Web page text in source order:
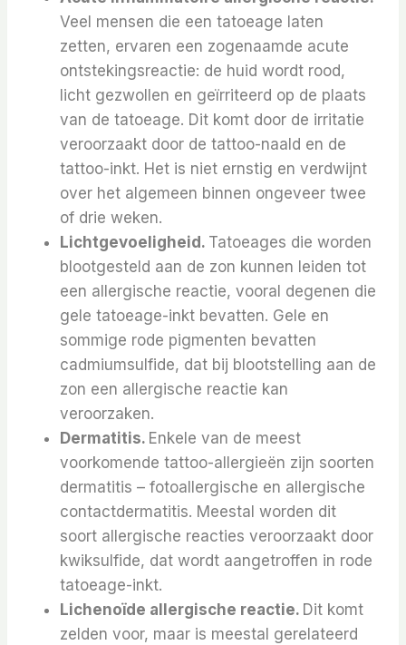
Veel mensen die een tatoeage laten
zetten, ervaren een zogenaamde acute
ontstekingsreactie: de huid wordt rood,
licht gezwollen en geïrriteerd op de plaats
van de tatoeage. Dit komt door de irritatie
veroorzaakt door de tattoo-naald en de
tattoo-inkt. Het is niet ernstig en verdwijnt
over het algemeen binnen ongeveer twee
of drie weken.
Lichtgevoeligheid. Tatoeages die worden
blootgesteld aan de zon kunnen leiden tot
een allergische reactie, vooral degenen die
gele tatoeage-inkt bevatten. Gele en
sommige rode pigmenten bevatten
cadmiumsulfide, dat bij blootstelling aan de
zon een allergische reactie kan
veroorzaken.
Dermatitis. Enkele van de meest
voorkomende tattoo-allergieën zijn soorten
dermatitis – fotoallergische en allergische
contactdermatitis. Meestal worden dit
soort allergische reacties veroorzaakt door
kwiksulfide, dat wordt aangetroffen in rode
tatoeage-inkt.
Lichenoïde allergische reactie. Dit komt
zelden voor, maar is meestal gerelateerd